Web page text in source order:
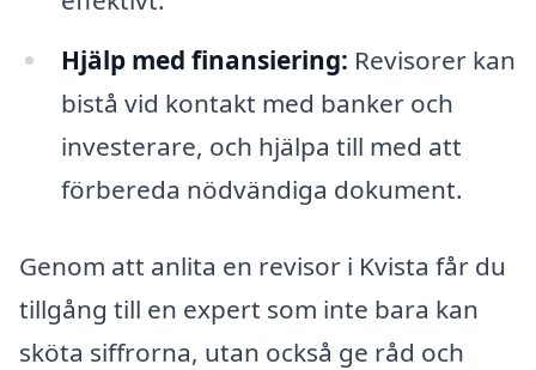
Hjälp med finansiering: Revisorer kan
bistå vid kontakt med banker och
investerare, och hjälpa till med att
förbereda nödvändiga dokument.
Genom att anlita en revisor i Kvista får du
tillgång till en expert som inte bara kan
sköta siffrorna, utan också ge råd och